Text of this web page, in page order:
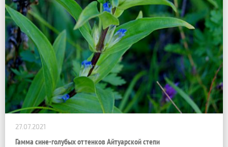
27.07.2021
Гамма сине-голубых оттенков Айтуарской степи